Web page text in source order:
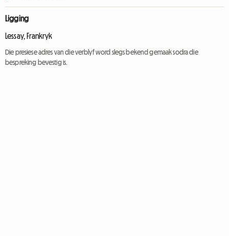
Ligging
Lessay, Frankryk
Die presiese adres van die verblyf word slegs bekend gemaak sodra die
bespreking bevestig is.